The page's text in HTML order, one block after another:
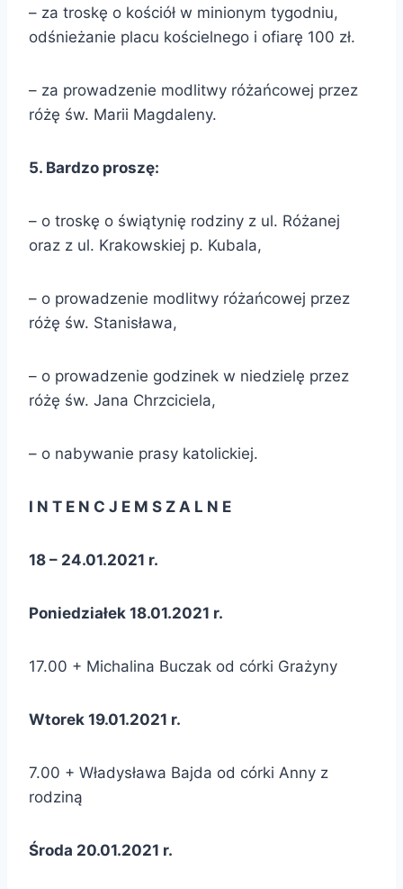
– za troskę o kościół w minionym tygodniu,
odśnieżanie placu kościelnego i ofiarę 100 zł.
– za prowadzenie modlitwy różańcowej przez
różę św. Marii Magdaleny.
5. Bardzo proszę:
– o troskę o świątynię rodziny z ul. Różanej
oraz z ul. Krakowskiej p. Kubala,
– o prowadzenie modlitwy różańcowej przez
różę św. Stanisława,
– o prowadzenie godzinek w niedzielę przez
różę św. Jana Chrzciciela,
– o nabywanie prasy katolickiej.
I N T E N C J E M S Z A L N E
18 – 24.01.2021 r.
Poniedziałek 18.01.2021 r.
17.00 + Michalina Buczak od córki Grażyny
Wtorek 19.01.2021 r.
7.00 + Władysława Bajda od córki Anny z
rodziną
Środa 20.01.2021 r.